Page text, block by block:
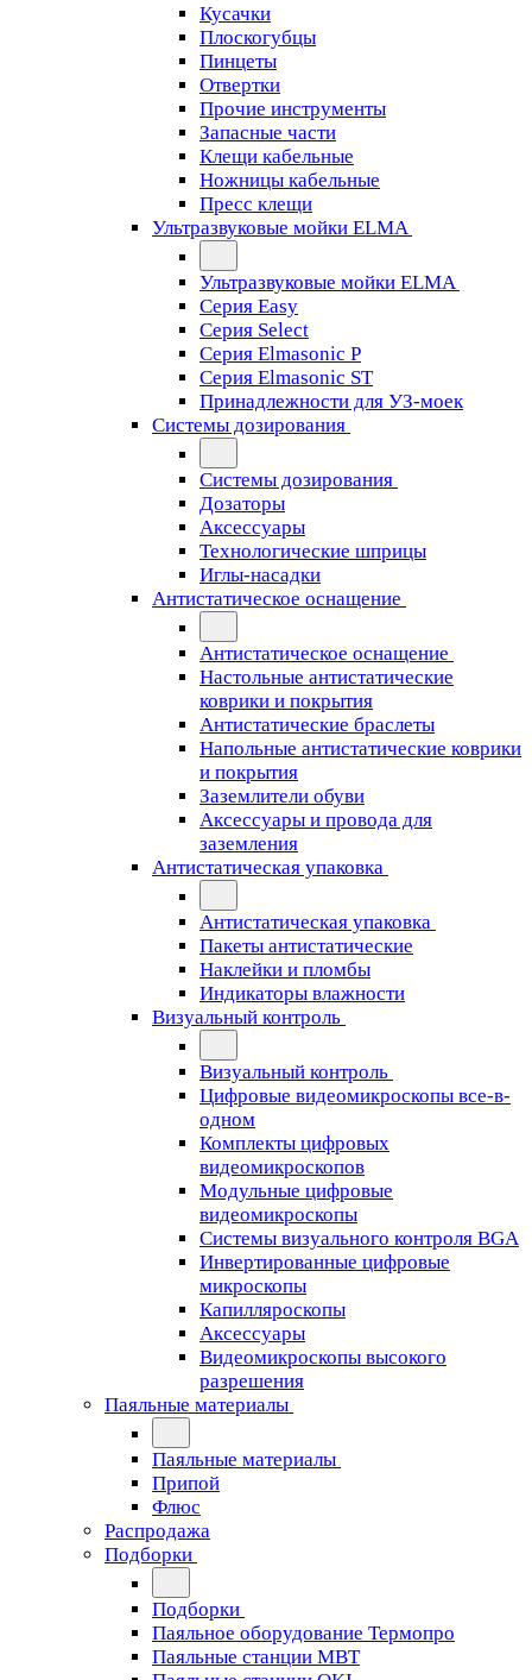
Кусачки
Плоскогубцы
Пинцеты
Отвертки
Прочие инструменты
Запасные части
Клещи кабельные
Ножницы кабельные
Пресс клещи
Ультразвуковые мойки ELMA
Ультразвуковые мойки ELMA
Серия Easy
Серия Select
Серия Elmasonic P
Серия Elmasonic ST
Принадлежности для УЗ-моек
Системы дозирования
Системы дозирования
Дозаторы
Аксессуары
Технологические шприцы
Иглы-насадки
Антистатическое оснащение
Антистатическое оснащение
Настольные антистатические
коврики и покрытия
Антистатические браслеты
Напольные антистатические коврики
и покрытия
Заземлители обуви
Аксессуары и провода для
заземления
Антистатическая упаковка
Антистатическая упаковка
Пакеты антистатические
Наклейки и пломбы
Индикаторы влажности
Визуальный контроль
Визуальный контроль
Цифровые видеомикроскопы все-в-
одном
Комплекты цифровых
видеомикроскопов
Модульные цифровые
видеомикроскопы
Cистемы визуального контроля BGA
Инвертированные цифровые
микроскопы
Капилляроскопы
Аксессуары
Видеомикроскопы высокого
разрешения
Паяльные материалы
Паяльные материалы
Припой
Флюс
Распродажа
Подборки
Подборки
Паяльное оборудование Термопро
Паяльные станции MBT